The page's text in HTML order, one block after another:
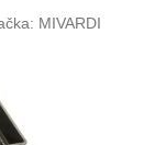
MIVARDI